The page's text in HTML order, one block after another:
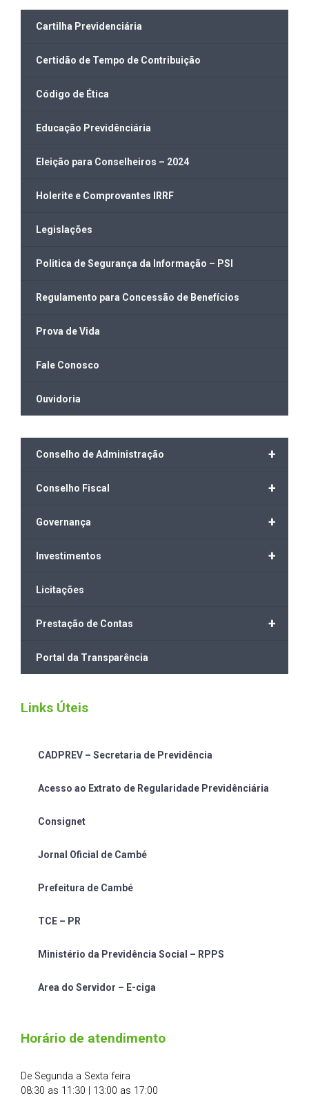
Cartilha Previdenciária
Certidão de Tempo de Contribuição
Código de Ética
Educação Previdênciária
Eleição para Conselheiros – 2024
Holerite e Comprovantes IRRF
Legislações
Politica de Segurança da Informação – PSI
Regulamento para Concessão de Benefícios
Prova de Vida
Fale Conosco
Ouvidoria
+
Conselho de Administração
+
Conselho Fiscal
+
Governança
+
Investimentos
Licitações
+
Prestação de Contas
Portal da Transparência
Links Úteis
CADPREV – Secretaria de Previdência
Acesso ao Extrato de Regularidade Previdênciária
Consignet
Jornal Oficial de Cambé
Prefeitura de Cambé
TCE – PR
Ministério da Previdência Social – RPPS
Area do Servidor – E-ciga
Horário de atendimento
De Segunda a Sexta feira
08:30 as 11:30 | 13:00 as 17:00